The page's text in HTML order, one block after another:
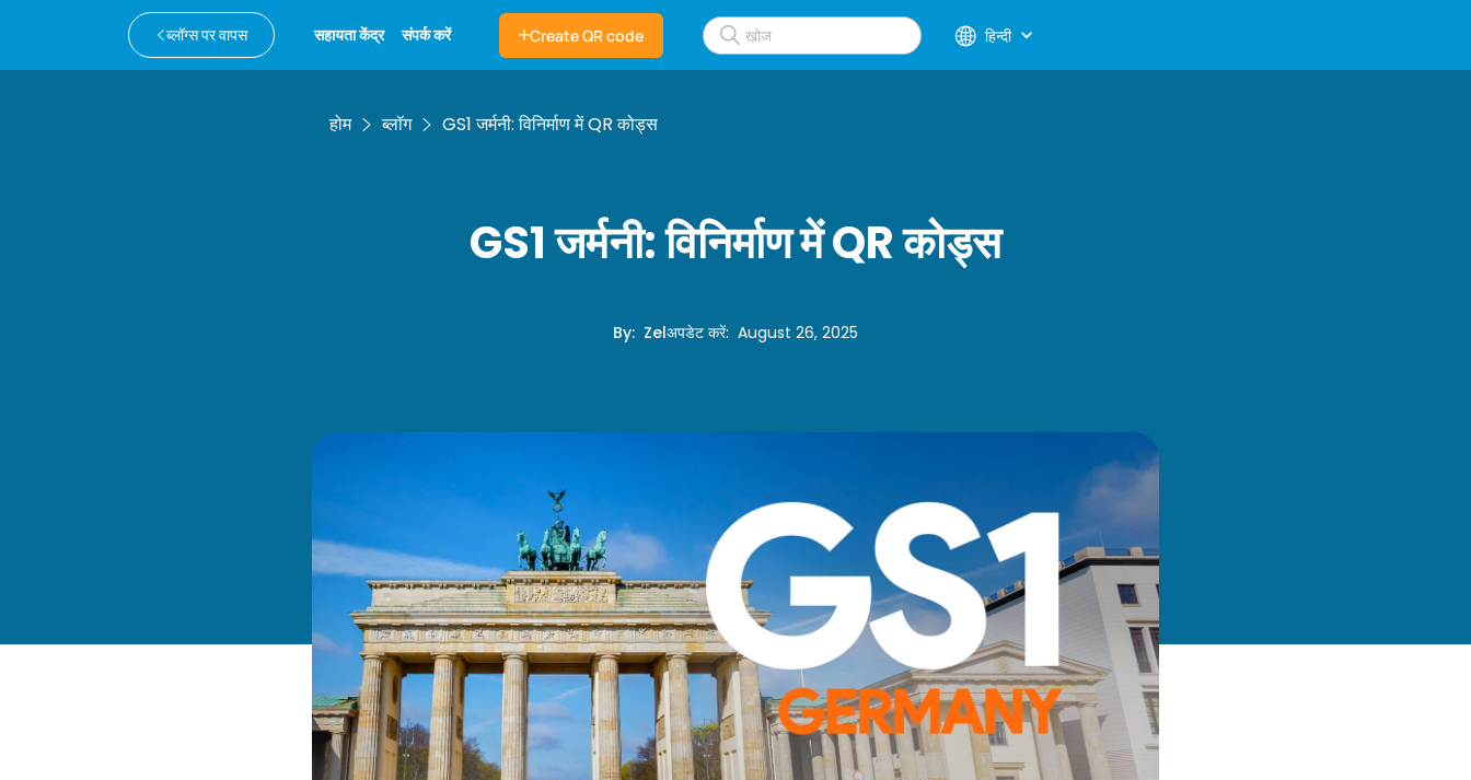
ब्लॉग्स पर वापस सहायता केंद्र संपर्क करें Create QR code हिन्दी
होम ब्लॉग GS1 जर्मनी: विनिर्माण में QR कोड्स
GS1 जर्मनी: विनिर्माण में QR कोड्स
By: Zelअपडेट करें: August 26, 2025